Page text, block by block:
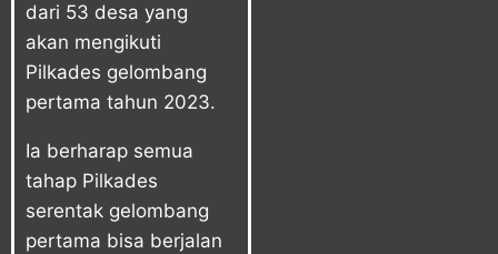
dari 53 desa yang
akan mengikuti
Pilkades gelombang
pertama tahun 2023.
Ia berharap semua
tahap Pilkades
serentak gelombang
pertama bisa berjalan